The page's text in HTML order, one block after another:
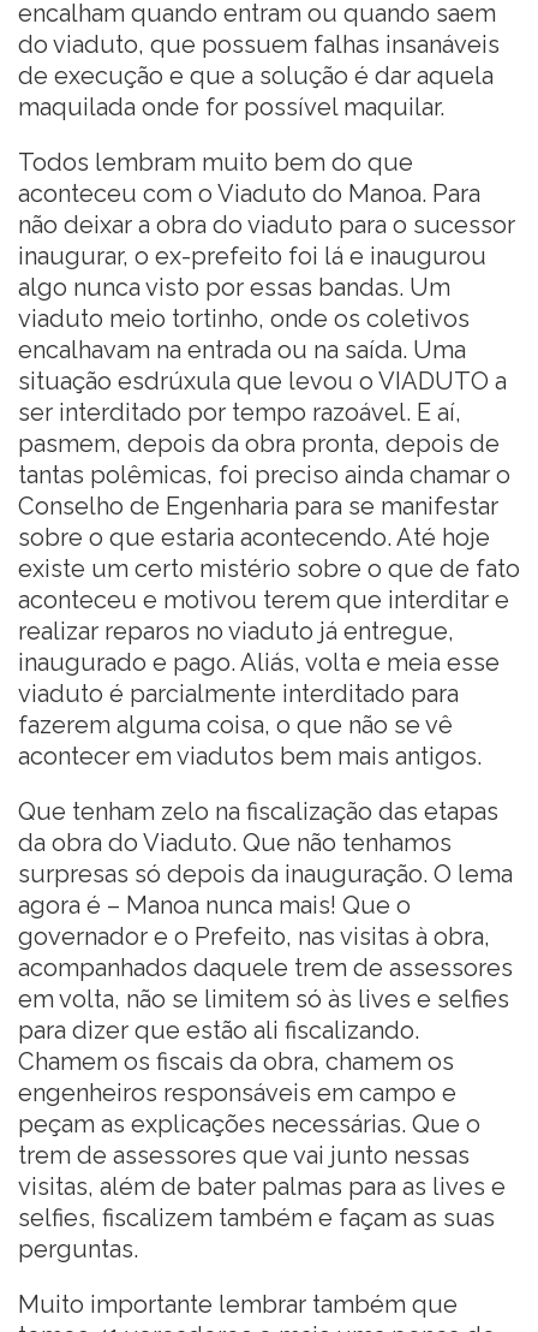
encalham quando entram ou quando saem
do viaduto, que possuem falhas insanáveis
de execução e que a solução é dar aquela
maquilada onde for possível maquilar.
Todos lembram muito bem do que
aconteceu com o Viaduto do Manoa. Para
não deixar a obra do viaduto para o sucessor
inaugurar, o ex-prefeito foi lá e inaugurou
algo nunca visto por essas bandas. Um
viaduto meio tortinho, onde os coletivos
encalhavam na entrada ou na saída. Uma
situação esdrúxula que levou o VIADUTO a
ser interditado por tempo razoável. E aí,
pasmem, depois da obra pronta, depois de
tantas polêmicas, foi preciso ainda chamar o
Conselho de Engenharia para se manifestar
sobre o que estaria acontecendo. Até hoje
existe um certo mistério sobre o que de fato
aconteceu e motivou terem que interditar e
realizar reparos no viaduto já entregue,
inaugurado e pago. Aliás, volta e meia esse
viaduto é parcialmente interditado para
fazerem alguma coisa, o que não se vê
acontecer em viadutos bem mais antigos.
Que tenham zelo na fiscalização das etapas
da obra do Viaduto. Que não tenhamos
surpresas só depois da inauguração. O lema
agora é – Manoa nunca mais! Que o
governador e o Prefeito, nas visitas à obra,
acompanhados daquele trem de assessores
em volta, não se limitem só às lives e selfies
para dizer que estão ali fiscalizando.
Chamem os fiscais da obra, chamem os
engenheiros responsáveis em campo e
peçam as explicações necessárias. Que o
trem de assessores que vai junto nessas
visitas, além de bater palmas para as lives e
selfies, fiscalizem também e façam as suas
perguntas.
Muito importante lembrar também que